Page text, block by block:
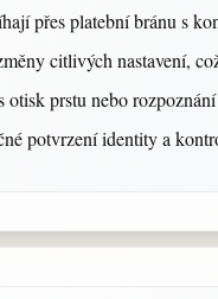
přes platební bránu s
citlivých nastavení,
prstu nebo
potvrzení identity a